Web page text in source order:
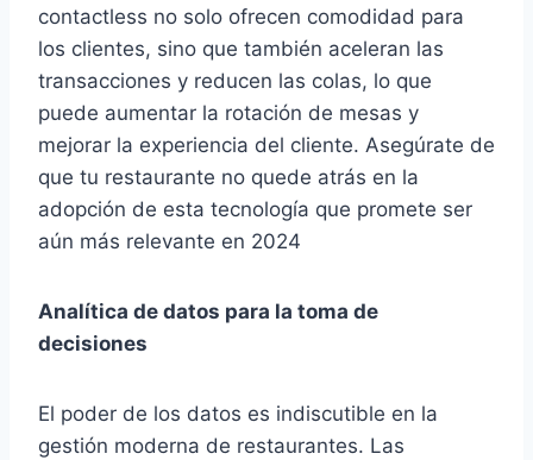
contactless no solo ofrecen comodidad para
los clientes, sino que también aceleran las
transacciones y reducen las colas, lo que
puede aumentar la rotación de mesas y
mejorar la experiencia del cliente. Asegúrate de
que tu restaurante no quede atrás en la
adopción de esta tecnología que promete ser
aún más relevante en 2024
Analítica de datos para la toma de
decisiones
El poder de los datos es indiscutible en la
gestión moderna de restaurantes. Las